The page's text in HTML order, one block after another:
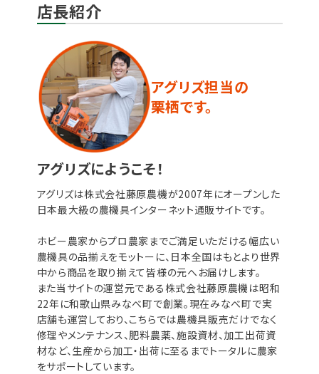
店長紹介
アグリズ担当の
栗栖です。
アグリズにようこそ！
アグリズは株式会社藤原農機が2007年にオープンした
日本最大級の農機具インターネット通販サイトです。
ホビー農家からプロ農家までご満足いただける幅広い
農機具の品揃えをモットーに、日本全国はもとより世界
中から商品を取り揃えて皆様の元へお届けします。
また当サイトの運営元である株式会社藤原農機は昭和
22年に和歌山県みなべ町で創業。現在みなべ町で実
店舗も運営しており、こちらでは農機具販売だけでなく
修理やメンテナンス、肥料農薬、施設資材、加工出荷資
材など、生産から加工・出荷に至るまでトータルに農家
をサポートしています。